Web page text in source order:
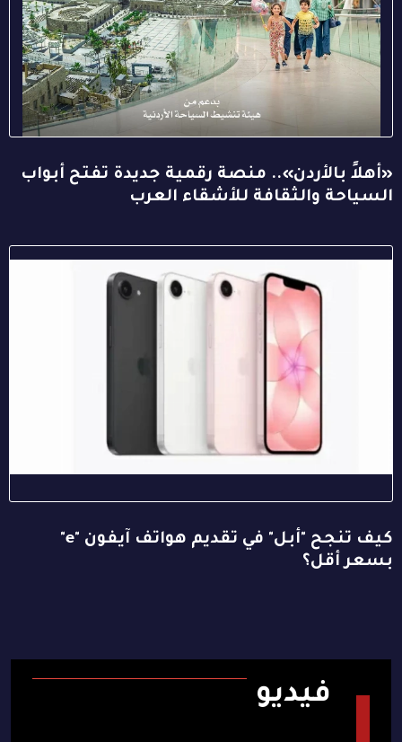
«أهلاً بالأردن».. منصة رقمية جديدة تفتح أبواب
السياحة والثقافة للأشقاء العرب
كيف تنجح "أبل" في تقديم هواتف آيفون "e"
بسعر أقل؟
فيديو